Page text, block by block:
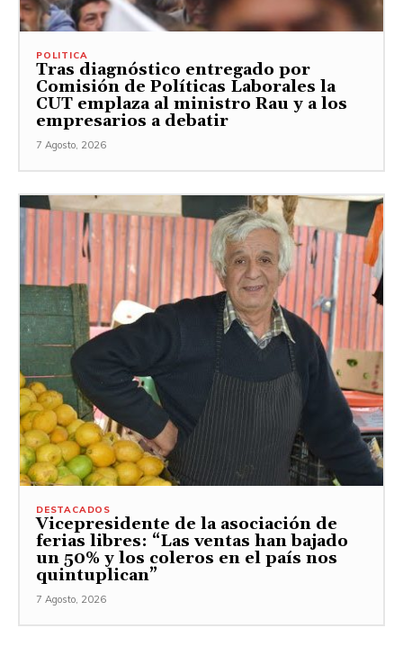
POLITICA
Tras diagnóstico entregado por
Comisión de Políticas Laborales la
CUT emplaza al ministro Rau y a los
empresarios a debatir
7 Agosto, 2026
DESTACADOS
Vicepresidente de la asociación de
ferias libres: “Las ventas han bajado
un 50% y los coleros en el país nos
quintuplican”
7 Agosto, 2026